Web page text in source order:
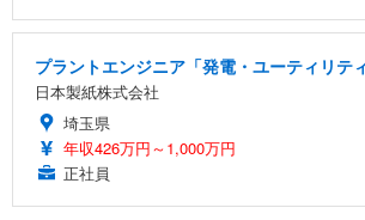
プラントエンジニア「発電・ユーティリテ
日本製紙株式会社
埼玉県
年収426万円～1,000万円
正社員